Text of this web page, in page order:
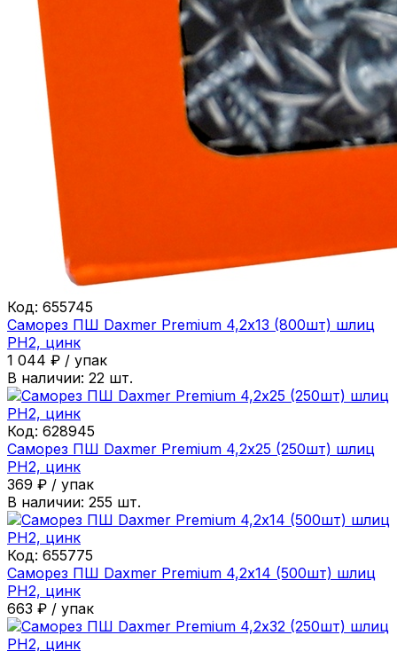
Код: 655745
Саморез ПШ Daxmer Premium 4,2х13 (800шт) шлиц
PH2, цинк
1 044 ₽ / упак
В наличии: 22 шт.
Код: 628945
Саморез ПШ Daxmer Premium 4,2х25 (250шт) шлиц
PH2, цинк
369 ₽ / упак
В наличии: 255 шт.
Код: 655775
Саморез ПШ Daxmer Premium 4,2х14 (500шт) шлиц
PH2, цинк
663 ₽ / упак